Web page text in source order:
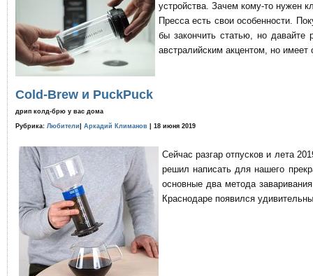
устройства. Зачем кому-то нужен
Пресса есть свои особенности.
бы закончить статью, но давайте
австралийским акцентом, но имеет
Cold-Brew и PuckPuck
дрип колд-брю у вас дома
Рубрика: Любители Аркадий Климанов | 18 июня 2019
Сейчас разгар отпусков и лета
решил написать для нашего
основные два метода
Краснодаре появился